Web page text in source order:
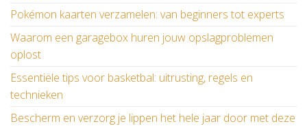
Pokémon kaarten verzamelen: van beginners tot experts
Waarom een garagebox huren jouw opslagproblemen
oplost
Essentiële tips voor basketbal: uitrusting, regels en
technieken
Bescherm en verzorg je lippen het hele jaar door met deze